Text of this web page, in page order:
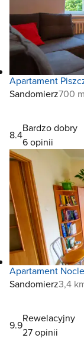
Apartament
Sandomierz700
8.4
Bardzo dobry
6 opinii
Apartament
Sandomierz3,4
9.9
Rewelacyjny
27 opinii